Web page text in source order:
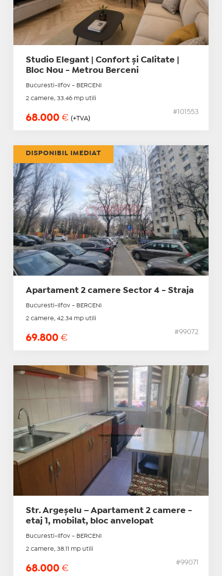
Studio Elegant | Confort și Calitate |
Bloc Nou - Metrou Berceni
Bucuresti-Ilfov - BERCENI
2 camere, 33.46 mp utili
68.000 € (+TVA)
#101553
Apartament 2 camere Sector 4 - Straja
Bucuresti-Ilfov - BERCENI
2 camere, 42.34 mp utili
69.800 €
#99072
DISPONIBIL IMEDIAT
Str. Argeșelu – Apartament 2 camere -
etaj 1, mobilat, bloc anvelopat
Bucuresti-Ilfov - BERCENI
2 camere, 38.11 mp utili
68.000 €
#99071